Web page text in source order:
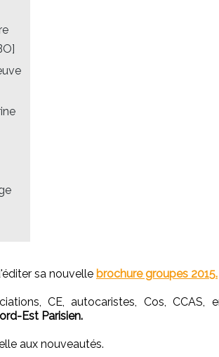
sa nouvelle brochure groupes 2015.
CE, autocaristes, Cos, CCAS,
Est Parisien.
aux nouveautés.